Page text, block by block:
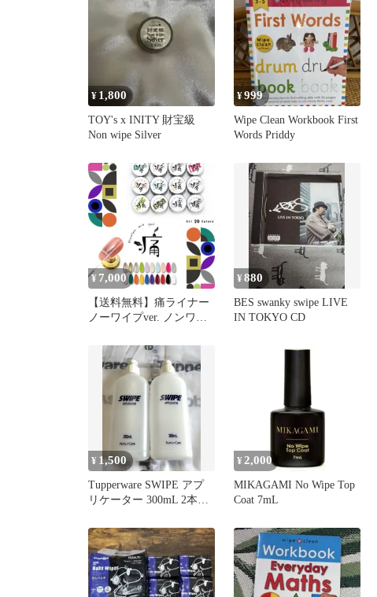
¥ 1,800
TOY's x INITY 財宝級
Non wipe Silver
¥999
Wipe Clean Workbook First
Words Priddy
¥ 7,000
【送料無料】痛ライナー
ノーワイプver. ノンワイ
ル ジェルネイル カラー
ポリッシュ ネイルジェル
アートジェル ジェルネイ
ル用品 爪 ジェルネイル
アート ネイル工房【no
色セット】
¥880
BES swanky swipe LIVE
IN TOKYO CD
¥ 1,500
Tupperware SWIPE アプ
リケーター 300mL 2本セ
¥ 2,000
MIKAGAMI No Wipe Top
Coat 7mL